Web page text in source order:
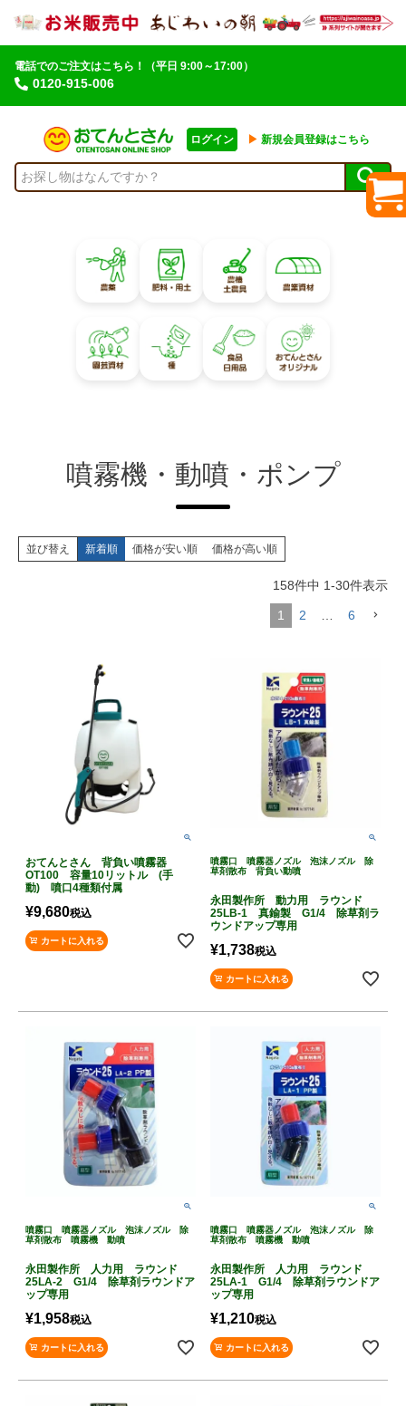
電話でのご注文はこちら！
0120-915-006
（平日 9:00～17:00）
ログイン ▶︎ 新規会員登録はこちら
噴霧機・動噴・ポンプ
並び替え 新着順 価格が安い順 価格が高い順
158件中 1-30件表示
1 2 6
おてんとさん 背負い噴霧器
OT100 容量10リットル (手
動) 噴口4種類付属
¥9,680税込
カートに入れる
噴霧口 噴霧器ノズル 泡沫ノズル 除
草剤散布 背負い動噴
永田製作所 動力用 ラウンド
25LB-1 真鍮製 G1/4 除草剤ラ
ウンドアップ専用
¥1,738税込
カートに入れる
噴霧口 噴霧器ノズル 泡沫ノズル 除
草剤散布 噴霧機 動噴
永田製作所 人力用 ラウンド
25LA-2 G1/4 除草剤ラウンドア
ップ専用
¥1,958税込
カートに入れる
噴霧口 噴霧器ノズル 泡沫ノズル 除
草剤散布 噴霧機 動噴
永田製作所 人力用 ラウンド
25LA-1 G1/4 除草剤ラウンドア
ップ専用
¥1,210税込
カートに入れる